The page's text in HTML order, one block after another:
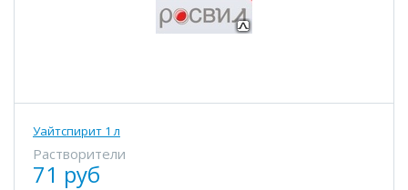
Уайтспирит 1 л
Растворители
71 руб